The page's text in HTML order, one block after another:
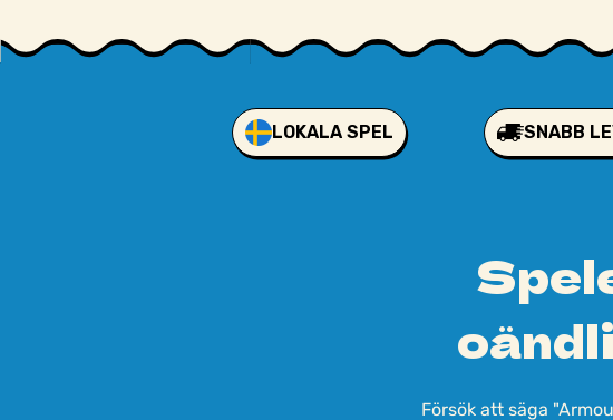
LOKALA SPEL SNABB
Försök att säga